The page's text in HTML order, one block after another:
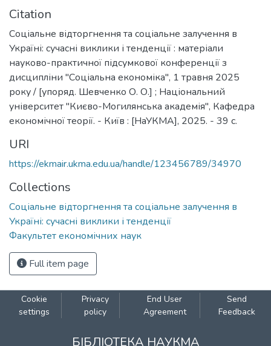
Citation
Соціальне відторгнення та соціальне залучення в
Україні: сучасні виклики і тенденції : матеріали
науково-практичної підсумкової конференції з
дисципліни "Соціальна економіка", 1 травня 2025
року / [упоряд. Шевченко О. О.] ; Національний
університет "Києво-Могилянська академія", Кафедра
економічної теорії. - Київ : [НаУКМА], 2025. - 39 c.
URI
https://ekmair.ukma.edu.ua/handle/123456789/34970
Collections
Соціальне відторгнення та соціальне залучення в
Україні: сучасні виклики і тенденції
Факультет економічних наук
Full item page
Cookie
settings
Privacy
policy
End User
Agreement
Send
Feedback
БІБЛІОТЕКА НАУКМА